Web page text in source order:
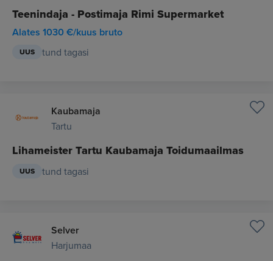
Teenindaja - Postimaja Rimi Supermarket
Alates 1030 €/kuus bruto
UUS tund tagasi
Kaubamaja
Tartu
Lihameister Tartu Kaubamaja Toidumaailmas
UUS tund tagasi
Selver
Harjumaa